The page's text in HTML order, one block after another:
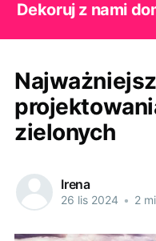
Dekoruj z nami
zielonych
Irena
26 lis 2024 • 2